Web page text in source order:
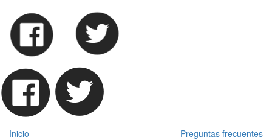
Inicio
Preguntas frecuentes